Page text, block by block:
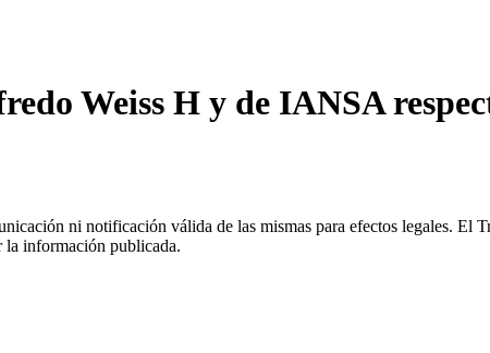
Weiss H y de IANSA
ni notificación válida de las mismas para efectos legales. El
la información publicada.